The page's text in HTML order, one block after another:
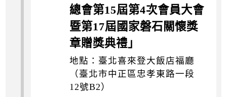
總會第15屆第4次會員大會
暨第17屆國家磐石關懷獎
章贈獎典禮」
地點：臺北喜來登大飯店福廳
（臺北市中正區忠孝東路一段
12號B2）